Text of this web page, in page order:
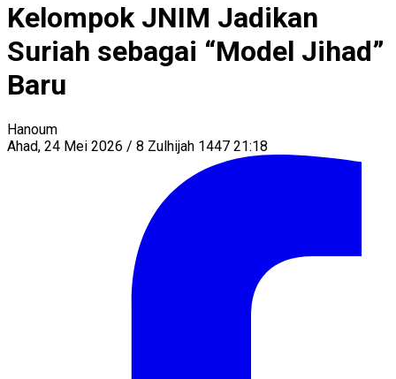
Kelompok JNIM Jadikan
Suriah sebagai “Model Jihad”
Baru
Hanoum
Ahad, 24 Mei 2026 / 8 Zulhijah 1447 21:18